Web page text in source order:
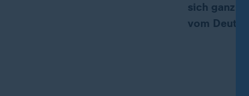
00:15
sich ganz
vom